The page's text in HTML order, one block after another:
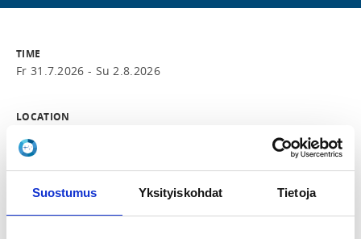
Suostumus Yksityiskohdat Tietoja
TIME
Fr 31.7.2026 - Su 2.8.2026
LOCATION
Ounasjoen itäpuolentie 21, 96900 Rovaniemi,
Suomi
View map